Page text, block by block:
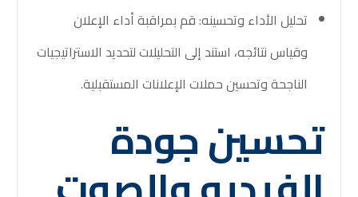
تحليل الأداء وتحسينه: قم بمراقبة أداء الإعلان
وقياس نتائجه، استند إلى التحليلات لتحديد الاستراتيجيات
الناجحة وتحسين حملات الإعلانات المستقبلية.
تحسين جودة